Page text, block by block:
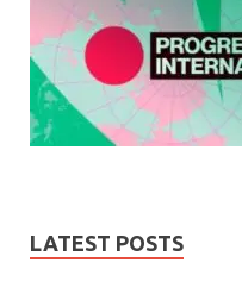
LATEST POSTS